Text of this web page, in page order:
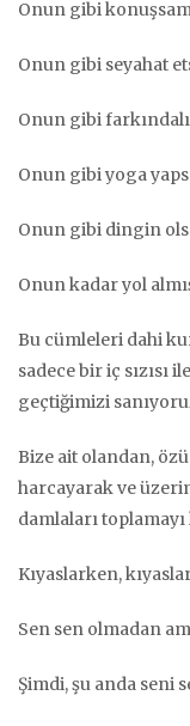
Onun gibi
Onun gibi seyahat
Onun gibi
Onun gibi yoga
Onun gibi dingin
Onun kadar yol
Bu cümleleri dahi
sadece bir iç sızısı
geçtiğimizi
Bize ait olandan,
harcayarak ve
damlaları
Kıyaslarken,
Sen sen olmadan
Şimdi, şu anda seni